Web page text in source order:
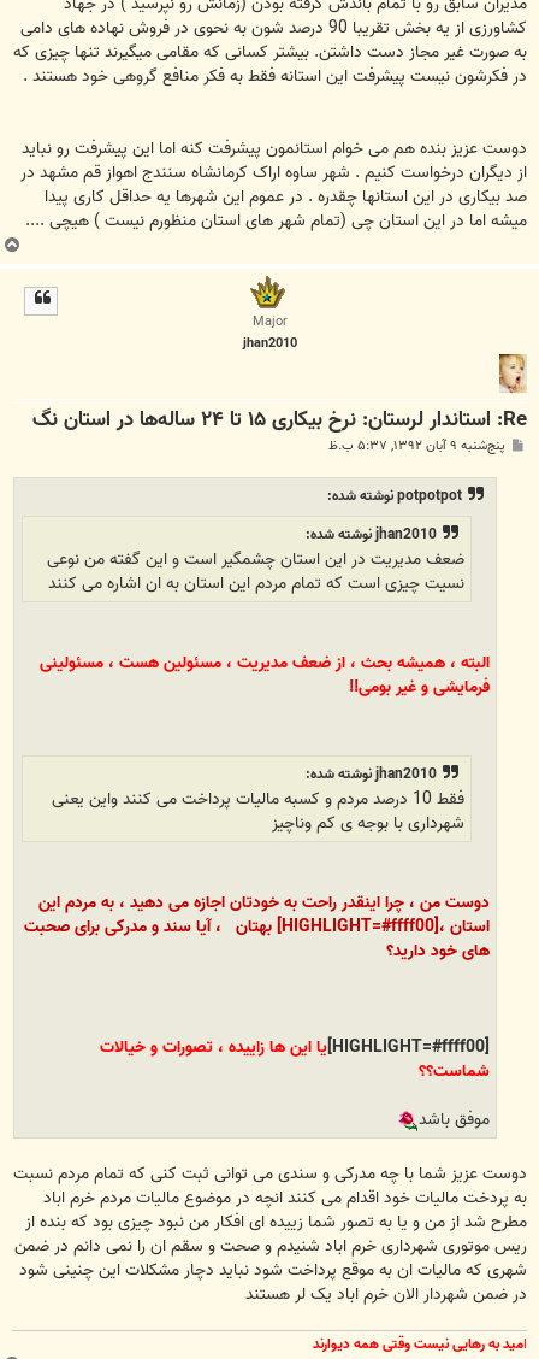
کشاورزی از یه بخش تقریبا 90 درصد شون به نحوی در فروش نهاده های دامی
به صورت غیر مجاز دست داشتن. بیشتر کسانی که مقامی میگیرند تنها چیزی که
در فکرشون نیست پیشرفت این استانه فقط به فکر منافع گروهی خود هستند .
دوست عزیز بنده هم می خوام استانمون پیشرفت کنه اما این پیشرفت رو نباید
از دیگران درخواست کنیم . شهر ساوه اراک کرمانشاه سنندج اهواز قم مشهد در
صد بیکاری در این استانها چقدره . در عموم این شهرها یه حداقل کاری پیدا
میشه اما در این استان چی (تمام شهر های استان منظورم نیست ) هیچی ....
ب
ا
Major
jhan2010
Re: استاندار لرستان: نرخ بیکاری ۱۵ تا ۲۴ ساله‌ها در استان نگ
پ پنج‌شنبه ۹ آبان ۱۳۹۲, ۵:۳۷ ب.ظ
potpotpot نوشته شده:
jhan2010 نوشته شده:
ضعف مدیریت در این استان چشمگیر است و این گفته من نوعی
نسیت چیزی است که تمام مردم این استان به ان اشاره می کنند
البته ، همیشه بحث ، از ضعف مدیریت ، مسئولین هست ، مسئولینی
فرمایشی و غیر بومی!!
jhan2010 نوشته شده:
فقط 10 درصد مردم و کسبه مالیات پرداخت می کنند واین یعنی
شهرداری با بوجه ی کم وناچیز
دوست من ، چرا اینقدر راحت به خودتان اجازه می دهید ، به مردم این
استان ،[HIGHLIGHT=#ffff00] بهتان ، آیا سند و مدرکی برای صحبت
های خود دارید؟
یا این ها زاییده ، تصورات و خیالات
شماست؟؟
موفق باشد
دوست عزیز شما با چه مدرکی و سندی می توانی ثبت کنی که تمام مردم نسبت
به پردخت مالیات خود اقدام می کنند انچه در موضوع مالیات مردم خرم اباد
مطرح شد از من و یا به تصور شما زییده ای افکار من نبود چیزی بود که بنده از
ریس موتوری شهرداری خرم اباد شنیدم و صحت و سقم ان را نمی دانم در ضمن
شهری که مالیات ان به موقع پرداخت شود نباید دچار مشکلات این چنینی شود
در ضمن شهردار الان خرم اباد یک لر هستند
مید به رهایی نیست وقتی همه دیوارند